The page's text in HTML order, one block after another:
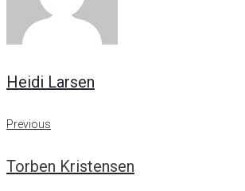
Heidi Larsen
Indlægsnavigation
Previous
Previous
Torben Kristensen